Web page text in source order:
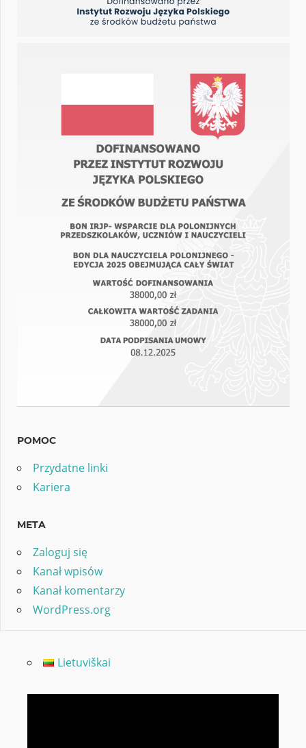
POMOC
Przydatne linki
Kariera
META
Zaloguj się
Kanał wpisów
Kanał komentarzy
WordPress.org
Lietuviškai